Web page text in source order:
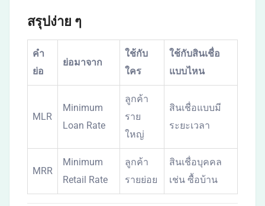
สรุปง่าย ๆ
คำ
ย่อ
ย่อมาจาก
ใช้กับ
ใคร
ใช้กับสินเชื่อ
แบบไหน
MLR
Minimum
Loan Rate
ลูกค้า
ราย
ใหญ่
สินเชื่อแบบมี
ระยะเวลา
MRR
Minimum
Retail Rate
ลูกค้า
รายย่อย
สินเชื่อบุคคล
เช่น ซื้อบ้าน